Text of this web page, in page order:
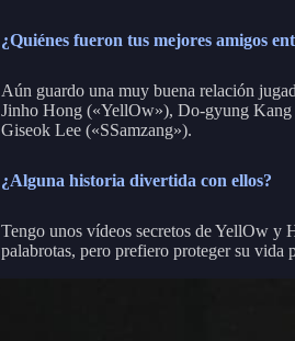
¿Quiénes fueron tus mejores amigos
Aún guardo una muy buena relación
Jinho Hong («YellOw»), Do-gyung
Giseok Lee («SSamzang»).
¿Alguna historia divertida con ellos?
Tengo unos vídeos secretos de YellOw y
palabrotas, pero prefiero proteger su vida